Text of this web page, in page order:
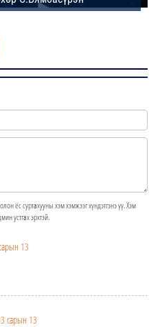
ёс суртахууны хэм хэмжээг хүндэтгэнэ үү. Хэм
устгах эрхтэй.
13
сарын 13